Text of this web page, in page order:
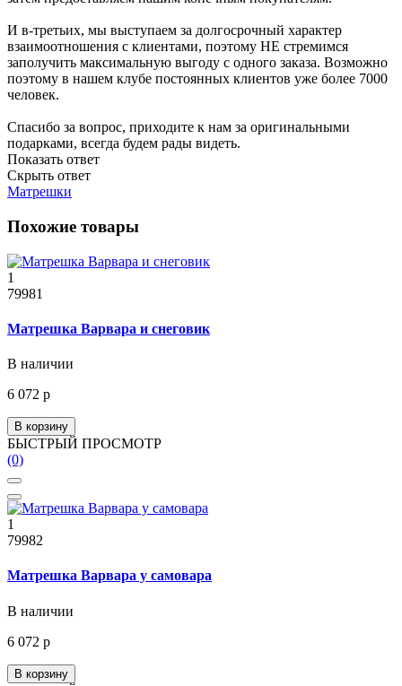
И в-третьих, мы выступаем за долгосрочный характер
взаимоотношения с клиентами, поэтому НЕ стремимся
заполучить максимальную выгоду с одного заказа. Возможно
поэтому в нашем клубе постоянных клиентов уже более 7000
человек.
Спасибо за вопрос, приходите к нам за оригинальными
подарками, всегда будем рады видеть.
Показать ответ
Скрыть ответ
Матрешки
Похожие товары
1
79981
Матрешка Варвара и снеговик
В наличии
6 072 р
В корзину
БЫСТРЫЙ ПРОСМОТР
(0)
1
79982
Матрешка Варвара у самовара
В наличии
6 072 р
В корзину